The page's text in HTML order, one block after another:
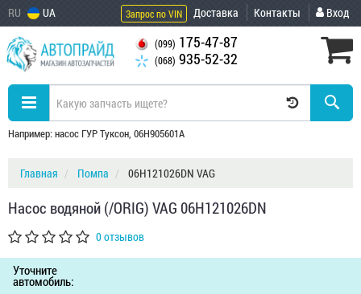
RU UA Запрос по VIN Доставка Контакты Вход
(099) 175-47-87
(068) 935-52-32
Например: насос ГУР Туксон, 06H905601A
Главная Помпа 06H121026DN VAG
Насос водяной (/ORIG) VAG 06H121026DN
0 отзывов
Уточните
автомобиль: